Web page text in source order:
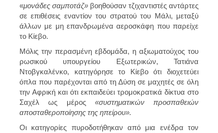
«μονάδες σαμποτάζ» βοηθούσαν τζιχαντιστές αντάρτες
σε επιθέσεις εναντίον του στρατού του Μάλι, μεταξύ
άλλων με μη επανδρωμένα αεροσκάφη που παρείχε
το Κίεβο.
Μόλις την περασμένη εβδομάδα, η αξιωματούχος του
ρωσικού υπουργείου Εξωτερικών, Τατιάνα
Ντοβγκαλένκο, κατηγόρησε το Κίεβο ότι διοχετεύει
όπλα που παρέχονται από τη Δύση σε μαχητές σε όλη
την Αφρική και ότι εκπαιδεύει τρομοκρατικά δίκτυα στο
Σαχέλ ως μέρος «συστηματικών προσπαθειών
αποσταθεροποίησης της ηπείρου».
Οι κατηγορίες πυροδοτήθηκαν από μια ενέδρα τον